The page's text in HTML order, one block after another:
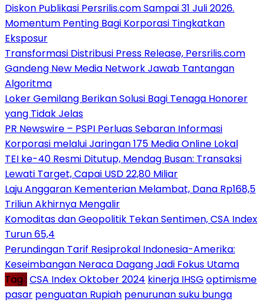
Diskon Publikasi Persrilis.com Sampai 31 Juli 2026.
Momentum Penting Bagi Korporasi Tingkatkan
Eksposur
Transformasi Distribusi Press Release, Persrilis.com
Gandeng New Media Network Jawab Tantangan
Algoritma
Loker Gemilang Berikan Solusi Bagi Tenaga Honorer
yang Tidak Jelas
PR Newswire – PSPI Perluas Sebaran Informasi
Korporasi melalui Jaringan 175 Media Online Lokal
TEI ke-40 Resmi Ditutup, Mendag Busan: Transaksi
Lewati Target, Capai USD 22,80 Miliar
Laju Anggaran Kementerian Melambat, Dana Rp168,5
Triliun Akhirnya Mengalir
Komoditas dan Geopolitik Tekan Sentimen, CSA Index
Turun 65,4
Perundingan Tarif Resiprokal Indonesia-Amerika:
Keseimbangan Neraca Dagang Jadi Fokus Utama
Tag : CSA Index Oktober 2024 kinerja IHSG optimisme
pasar penguatan Rupiah penurunan suku bunga